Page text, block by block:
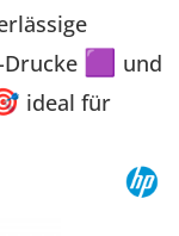
🟪
und
ideal für